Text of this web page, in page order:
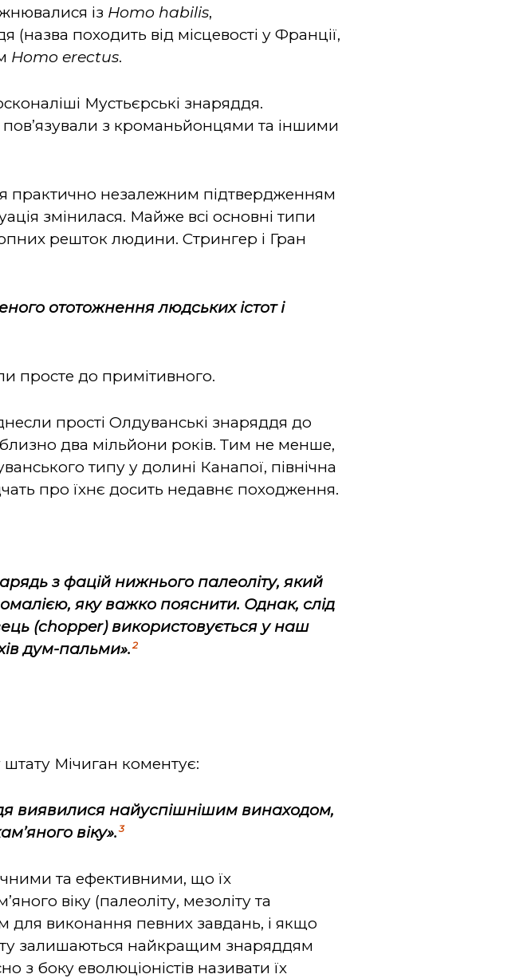
із Homo habilis,
походить від місцевості у Франції,
Homo erectus.
Мустьєрські знаряддя.
пов’язували з кроманьйонцями та іншими
практично незалежним підтвердженням
змінилася. Майже всі основні типи
решток людини. Стрингер і Гран
ототожнення людських істот і
просте до примітивного.
прості Олдуванські знаряддя до
два мільйони років. Тим не менше,
типу у долині Канапої, північна
про їхнє досить недавнє походження.
з фацій нижнього палеоліту, який
яку важко пояснити. Однак, слід
(chopper) використовується у наш
дум-пальми». 2
штату Мічиган коментує:
виявилися найуспішнішим винаходом,
віку». 3
та ефективними, що їх
віку (палеоліту, мезоліту та
для виконання певних завдань, і якщо
залишаються найкращим знаряддям
з боку еволюціоністів називати їх